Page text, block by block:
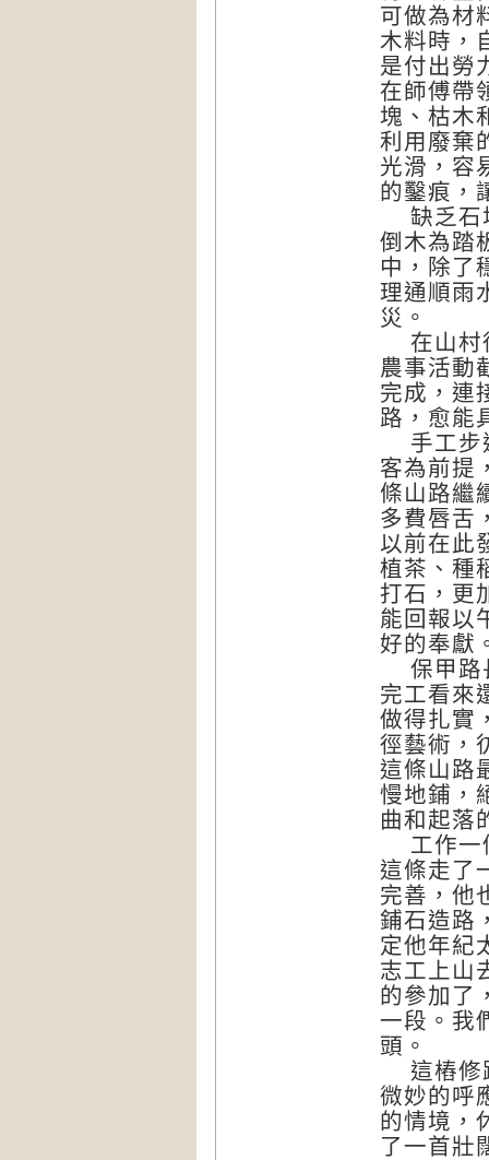
可做為材
木料時，
是付出勞
在師傅帶
塊、枯木
利用廢棄
光滑，容
的鑿痕，
缺乏石
倒木為踏
中，除了
理通順雨
災。
在山村
農事活動
完成，連
路，愈能
手工步
客為前提
條山路繼
多費唇舌
以前在此
植茶、種
打石，更
能回報以
好的奉獻
保甲路
完工看來
做得扎實
徑藝術，
這條山路
慢地鋪，
曲和起落
工作一
這條走了
完善，他
鋪石造路
定他年紀
志工上山
的參加了
一段。我
頭。
這樁修
微妙的呼
的情境，
了一首壯